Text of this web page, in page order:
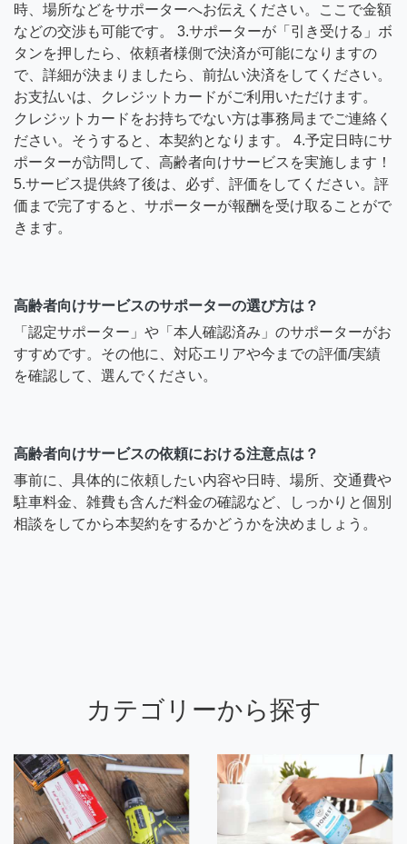
時、場所などをサポーターへお伝えください。ここで金額
などの交渉も可能です。 3.サポーターが「引き受ける」ボ
タンを押したら、依頼者様側で決済が可能になりますの
で、詳細が決まりましたら、前払い決済をしてください。
お支払いは、クレジットカードがご利用いただけます。
クレジットカードをお持ちでない方は事務局までご連絡く
ださい。そうすると、本契約となります。 4.予定日時にサ
ポーターが訪問して、高齢者向けサービスを実施します！
5.サービス提供終了後は、必ず、評価をしてください。評
価まで完了すると、サポーターが報酬を受け取ることがで
きます。
高齢者向けサービスのサポーターの選び方は？
「認定サポーター」や「本人確認済み」のサポーターがお
すすめです。その他に、対応エリアや今までの評価/実績
を確認して、選んでください。
高齢者向けサービスの依頼における注意点は？
事前に、具体的に依頼したい内容や日時、場所、交通費や
駐車料金、雑費も含んだ料金の確認など、しっかりと個別
相談をしてから本契約をするかどうかを決めましょう。
カテゴリーから探す